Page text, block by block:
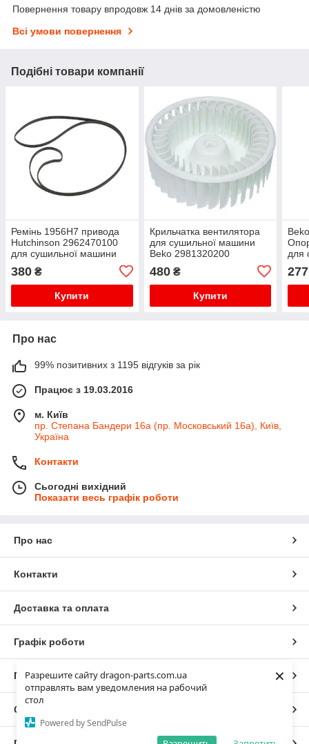
Разрешите сайту dragon-parts.com.ua
отправлять вам уведомления на рабочий
стол
Powered by SendPulse
×
Повернення товару впродовж 14 днів за домовленістю
Всі умови повернення
Подібні товари компанії
Ремінь 1956H7 привода
Hutchinson 2962470100
для сушильної машини
380 ₴
Купити
Крильчатка вентилятора
для сушильної машини
Beko 2981320200
480₴
Купити
для
277
Про нас
99% позитивних з 1195 відгуків за рік
Працює з 19.03.2016
м. Київ
пр. Степана Бандери 16а (пр. Московський 16а), Київ,
Україна
Контакти
Сьогодні вихідний
Показати весь графік роботи
Про нас
Контакти
Доставка та оплата
Графік роботи
Повна версія сайту
Сайт створено на маркетплейсі